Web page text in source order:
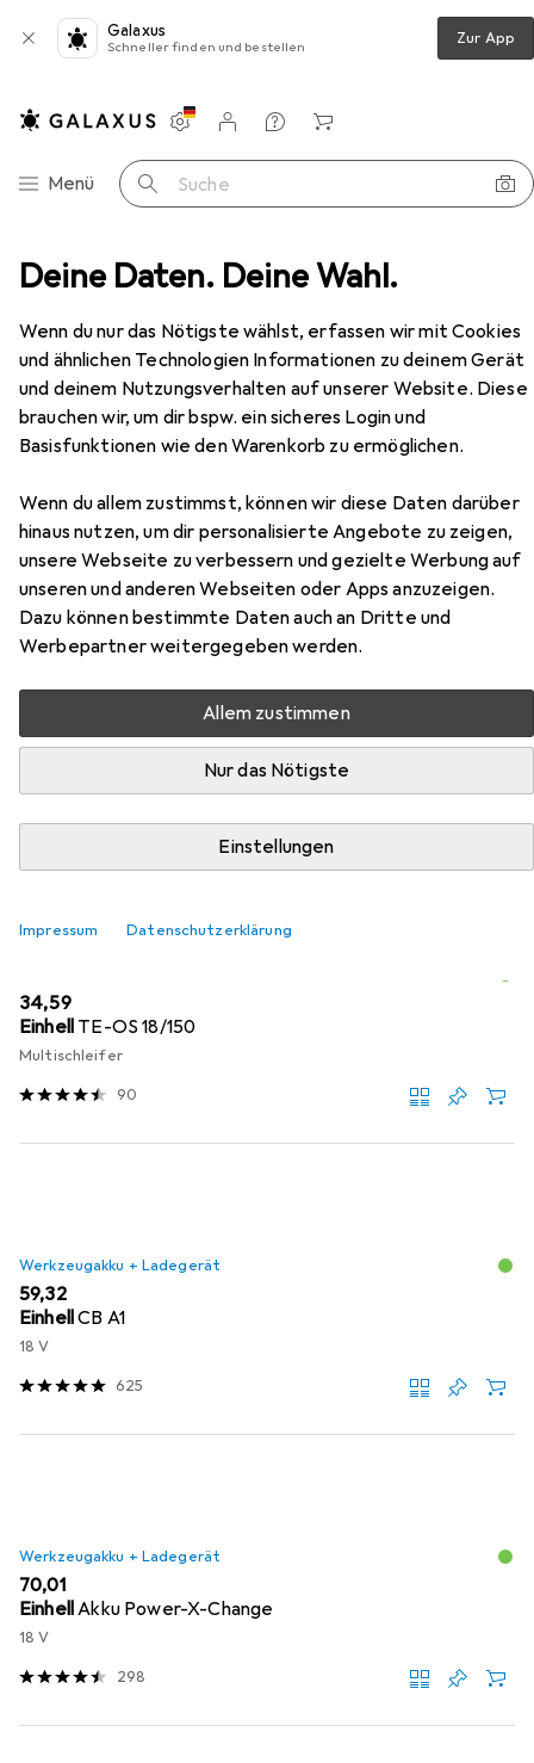
Deine Daten. Deine Wahl.
Wenn du nur das Nötigste wählst, erfassen wir mit Cookies
und ähnlichen Technologien Informationen zu deinem Gerät
und deinem Nutzungsverhalten auf unserer Website. Diese
brauchen wir, um dir bspw. ein sicheres Login und
Basisfunktionen wie den Warenkorb zu ermöglichen.
Wenn du allem zustimmst, können wir diese Daten darüber
hinaus nutzen, um dir personalisierte Angebote zu zeigen,
unsere Webseite zu verbessern und gezielte Werbung auf
unseren und anderen Webseiten oder Apps anzuzeigen.
Dazu können bestimmte Daten auch an Dritte und
Werbepartner weitergegeben werden.
Allem zustimmen
Nur das Nötigste
Einstellungen
Impressum Datenschutzerklärung
Galaxus
Schneller finden und bestellen Zur App
Navigation nach Kategorien
Menü Suche
Einstellungen
Kundenkonto
Vergleichslisten
Merklisten
Warenkorb
Bohrmaschine + Akkuschrauber Einhell TE-CD 18/50
EUR
126,10
EinhellTE-CD 18/50
Schlagbohrschrauber
Zubehör für Einhell TE-CD 18/50
Hier findest du passendes Zubehör zum Produkt Einhell
TE-CD 18/50 aus den Kategorien Schleifmaschine +
Poliermaschine, Werkzeugakku + Ladegerät und
Beliebt Schleifmaschine + Poliermaschine Einhell
Relevanz
Produktliste
EUR
34,59
Einhell TE-OS 18/150
Multischleifer
90
Werkzeugakku + Ladegerät
EUR
59,32
EinhellCB A1
18 V
625
Werkzeugakku + Ladegerät
EUR
70,01
EinhellAkku Power-X-Change
18 V
298